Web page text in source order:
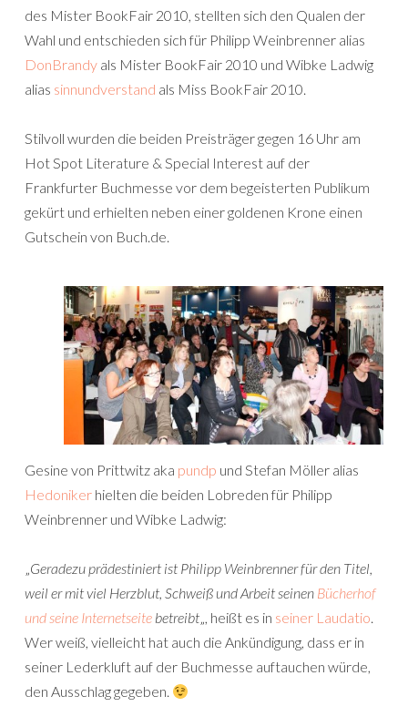
des Mister BookFair 2010, stellten sich den Qualen der
Wahl und entschieden sich für Philipp Weinbrenner alias
DonBrandy als Mister BookFair 2010 und Wibke Ladwig
alias sinnundverstand als Miss BookFair 2010.
Stilvoll wurden die beiden Preisträger gegen 16 Uhr am
Hot Spot Literature & Special Interest auf der
Frankfurter Buchmesse vor dem begeisterten Publikum
gekürt und erhielten neben einer goldenen Krone einen
Gutschein von Buch.de.
Gesine von Prittwitz aka pundp und Stefan Möller alias
Hedoniker hielten die beiden Lobreden für Philipp
Weinbrenner und Wibke Ladwig:
„Geradezu prädestiniert ist Philipp Weinbrenner für den Titel,
weil er mit viel Herzblut, Schweiß und Arbeit seinen Bücherhof
und seine Internetseite betreibt„, heißt es in seiner Laudatio.
Wer weiß, vielleicht hat auch die Ankündigung, dass er in
seiner Lederkluft auf der Buchmesse auftauchen würde,
den Ausschlag gegeben.